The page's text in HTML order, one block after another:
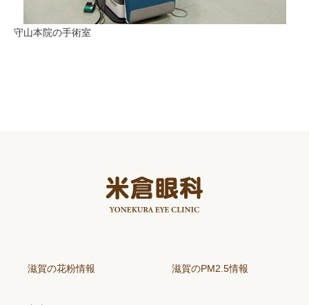
守山本院の手術室
滋賀の花粉情報 滋賀のPM2.5情報